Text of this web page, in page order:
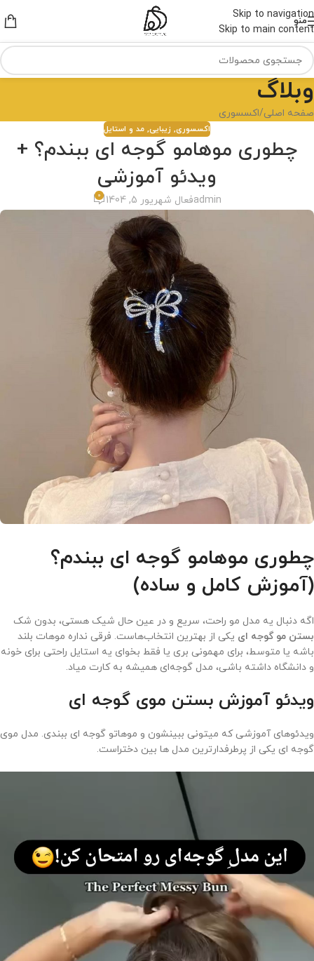
Skip to navigation
Skip to main content
منو
وبلاگ
صفحه اصلی اکسسوری
اکسسوری, زیبایی, مد و استایل
چطوری موهامو گوجه ای ببندم؟ +
ویدئو آموزشی
adminفعال شهریور 5, 1404 0
چطوری موهامو گوجه ای ببندم؟
(آموزش کامل و ساده)
اگه دنبال یه مدل مو راحت، سریع و در عین حال شیک هستی، بدون شک
بستن مو گوجه ای یکی از بهترین انتخاب‌هاست. فرقی نداره موهات بلند
باشه یا متوسط، برای مهمونی بری یا فقط بخوای یه استایل راحتی برای خونه
و دانشگاه داشته باشی، مدل گوجه‌ای همیشه به کارت میاد.
ویدئو آموزش بستن موی گوجه ای
ویدئوهای آموزشی که میتونی ببینشون و موهاتو گوجه ای ببندی. مدل موی
گوجه ای یکی از پرطرفدارترین مدل ها بین دختراست.